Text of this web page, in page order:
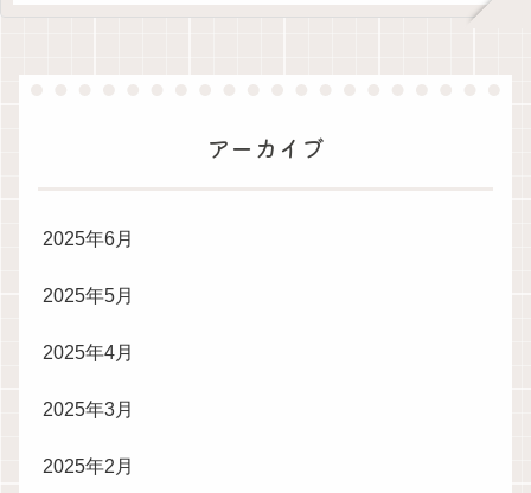
アーカイブ
2025年6月
2025年5月
2025年4月
2025年3月
2025年2月